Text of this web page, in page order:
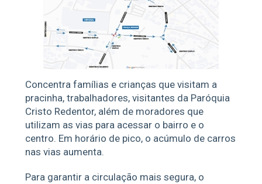
Concentra famílias e crianças que visitam a
pracinha, trabalhadores, visitantes da Paróquia
Cristo Redentor, além de moradores que
utilizam as vias para acessar o bairro e o
centro. Em horário de pico, o acúmulo de carros
nas vias aumenta.
Para garantir a circulação mais segura, o